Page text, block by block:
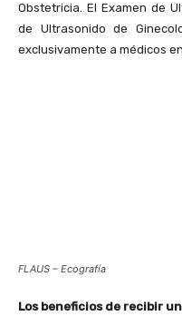
Obstetricia. El Examen de
de Ultrasonido de
exclusivamente a médicos
FLAUS – Ecografía
Los beneficios de recibir